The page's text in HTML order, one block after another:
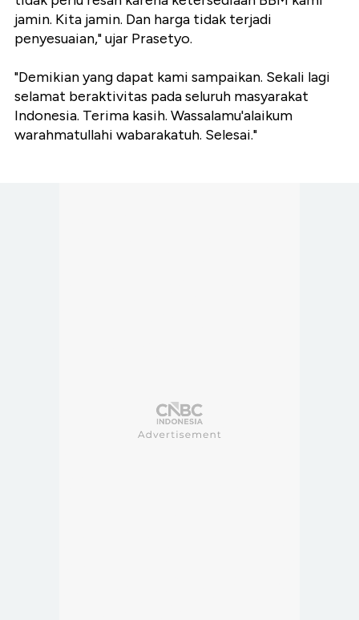
jamin. Kita jamin. Dan harga tidak terjadi
penyesuaian," ujar Prasetyo.
"Demikian yang dapat kami sampaikan. Sekali lagi
selamat beraktivitas pada seluruh masyarakat
Indonesia. Terima kasih. Wassalamu'alaikum
warahmatullahi wabarakatuh. Selesai."